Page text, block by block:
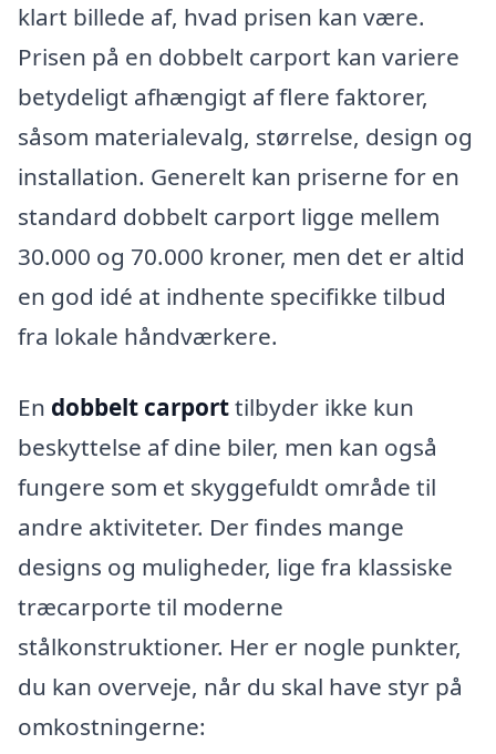
klart billede af, hvad prisen kan være.
Prisen på en dobbelt carport kan variere
betydeligt afhængigt af flere faktorer,
såsom materialevalg, størrelse, design og
installation. Generelt kan priserne for en
standard dobbelt carport ligge mellem
30.000 og 70.000 kroner, men det er altid
en god idé at indhente specifikke tilbud
fra lokale håndværkere.
En dobbelt carporttilbyder ikke kun
beskyttelse af dine biler, men kan også
fungere som et skyggefuldt område til
andre aktiviteter. Der findes mange
designs og muligheder, lige fra klassiske
træcarporte til moderne
stålkonstruktioner. Her er nogle punkter,
du kan overveje, når du skal have styr på
omkostningerne: